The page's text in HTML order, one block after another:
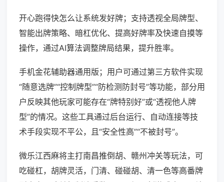
开心跑得快怎么让系统发好牌；支持透视全局牌型、
智能出牌策略、暗杠优化、提高好牌率及快速自摸等
操作，通过AI算法调整牌局结果，提升胜率。
手机金花辅助器通用版；用户可通过第三方软件实现
“随意选牌”“控制牌型”“防检测防封号”等功能，部分用
户反映其他玩家可能存在“牌特别好”或“透视他人牌
型”的情况。这些工具通过后台运行、自动连接等技
术手段实现不平公，且“安全性高”“不被封号”。
微乐江西麻将主打南昌推倒胡、赣州冲关等玩法，可
吃碰杠，胡牌灵活，门清、碰碰胡、清一色等高番牌